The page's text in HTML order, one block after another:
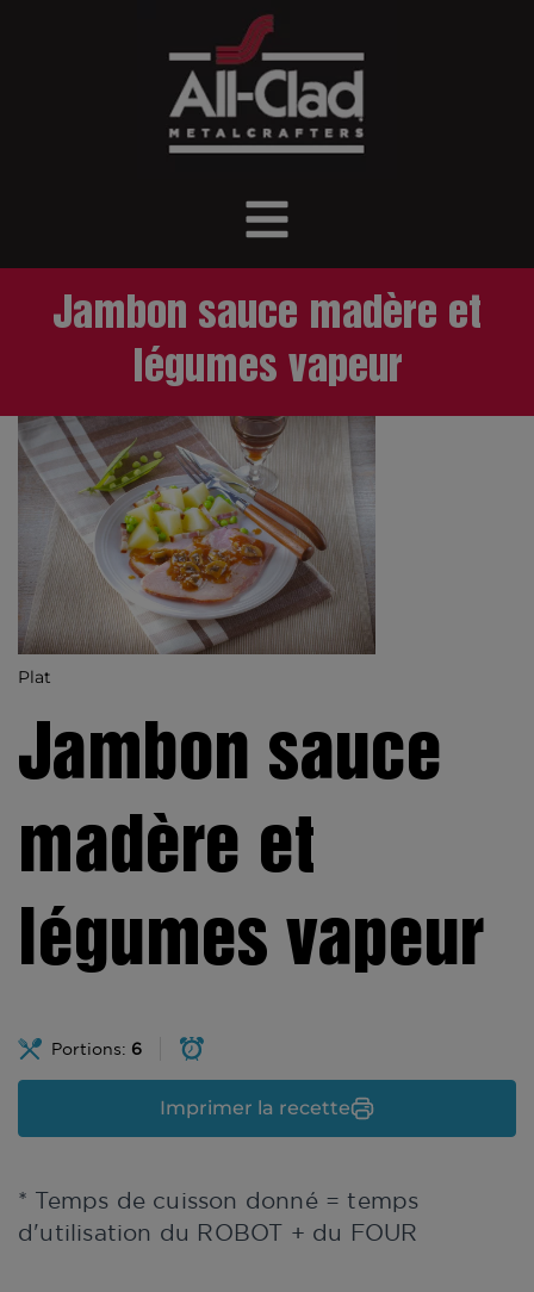
Jambon sauce madère et
légumes vapeur
Plat
Jambon sauce
madère et
légumes vapeur
Portions: 6
Imprimer la recette
* Temps de cuisson donné = temps
d'utilisation du ROBOT + du FOUR